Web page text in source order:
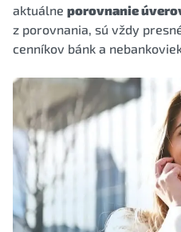
aktuálne porovnanie
z porovnania, sú vždy
cenníkov bánk a